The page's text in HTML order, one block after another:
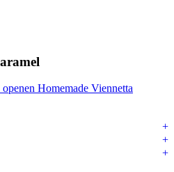
Homemade Viennetta